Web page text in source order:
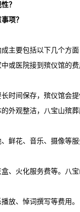
？
项？
主要包括以下几个方面
或医院接到殡仪馆的费
时间保存，殡仪馆会
外观整洁， 八宝山殡
鲜花、音乐、摄像等服
、火化服务费等。 八
放、悼词撰写等费用。